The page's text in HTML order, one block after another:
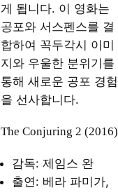
게 됩니다. 이 영화는
공포와 서스펜스를 결
합하여 꼭두각시 이미
지와 우울한 분위기를
통해 새로운 공포 경험
을 선사합니다.
The Conjuring 2 (2016)
감독: 제임스 완
출연: 베라 파미가,